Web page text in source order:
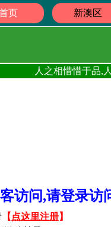
页 新澳区
人之相惜惜于品,
客访问,请登录
【 点这里注册】